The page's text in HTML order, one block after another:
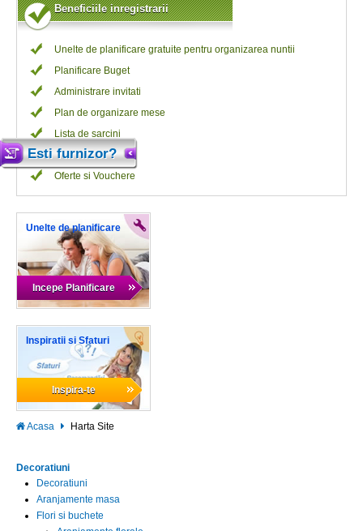
Esti furnizor?
Beneficiile inregistrarii
Unelte de planificare gratuite pentru organizarea nuntii
Planificare Buget
Administrare invitati
Plan de organizare mese
Lista de sarcini
Programari
Oferte si Vouchere
Unelte de planificare
Incepe Planificare
Inspiratii si Sfaturi
Inspira-te
Acasa Harta Site
Decoratiuni
Decoratiuni
Aranjamente masa
Flori si buchete